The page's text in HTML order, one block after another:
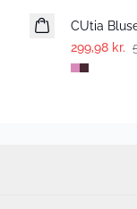
CUtia
299,98 kr.